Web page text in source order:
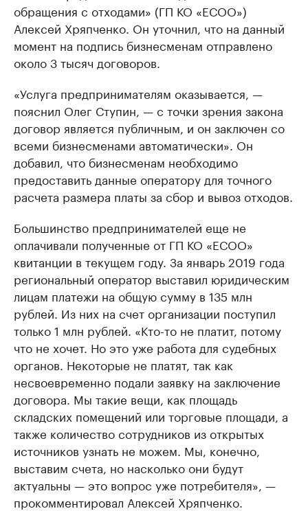
обращения с отходами» (ГП КО «ЕСОО»)
Алексей Хряпченко. Он уточнил, что на данный
момент на подпись бизнесменам отправлено
около 3 тысяч договоров.
«Услуга предпринимателям оказывается, —
пояснил Олег Ступин, — с точки зрения закона
договор является публичным, и он заключен со
всеми бизнесменами автоматически». Он
добавил, что бизнесменам необходимо
предоставить данные оператору для точного
расчета размера платы за сбор и вывоз отходов.
Большинство предпринимателей еще не
оплачивали полученные от ГП КО «ЕСОО»
квитанции в текущем году. За январь 2019 года
региональный оператор выставил юридическим
лицам платежи на общую сумму в 135 млн
рублей. Из них на счет организации поступил
только 1 млн рублей. «Кто-то не платит, потому
что не хочет. Но это уже работа для судебных
органов. Некоторые не платят, так как
несвоевременно подали заявку на заключение
договора. Мы такие вещи, как площадь
складских помещений или торговые площади, а
также количество сотрудников из открытых
источников узнать не можем. Мы, конечно,
выставим счета, но насколько они будут
актуальны — это вопрос уже потребителя», —
прокомментировал Алексей Хряпченко.